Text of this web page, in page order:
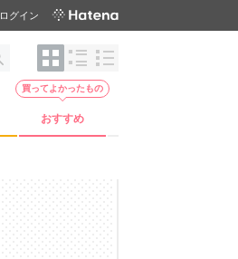
ログイン
おすすめ
買ってよかったもの